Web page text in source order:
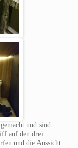
und sind
auf den drei
und die Aussicht